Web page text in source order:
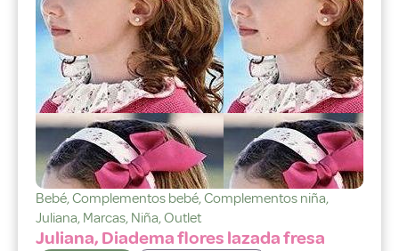
Bebé,Complementos bebé,Complementos niña,
Juliana, Marcas, Niña,Outlet
Juliana, Diadema flores lazada fresa